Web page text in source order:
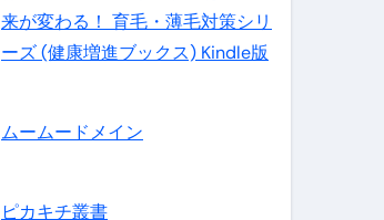
来が変わる！ 育毛・薄毛対策シリ
ーズ (健康増進ブックス) Kindle版
ムームードメイン
ピカキチ叢書